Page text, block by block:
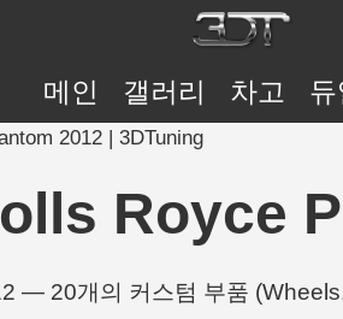
메인 갤러리 차고 듀
2012 | 3DTuning
Royce
— 20개의 커스텀 부품